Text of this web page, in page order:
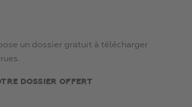
un dossier gratuit à télécharger
DOSSIER OFFERT